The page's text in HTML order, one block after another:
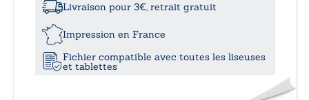
Livraison pour 3€, retrait gratuit
Impression en France
Fichier compatible avec toutes les liseuses
et tablettes